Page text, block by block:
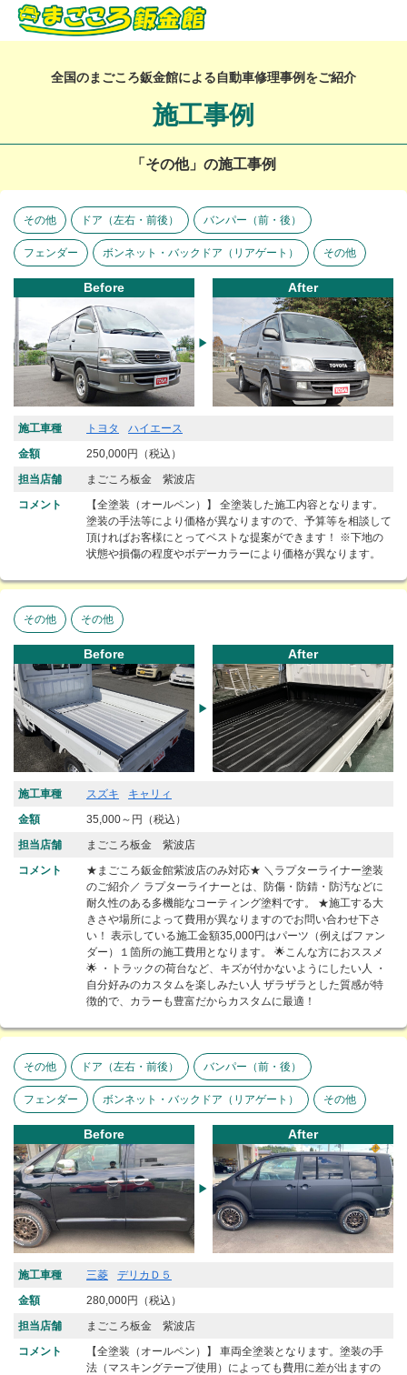
全国のまごころ鈑金館による自動車修理事例をご紹介
施工事例
「その他」の施工事例
その他 ドア（左右・前後） バンパー（前・後）
フェンダー ボンネット・バックドア（リアゲート） その他
Before After
施工車種 トヨタ
ハイエース
金額
250,000円（税込）
担当店舗
まごころ板金 紫波店
コメント
【全塗装（オールペン）】 全塗装した施工内容となります。
塗装の手法等により価格が異なりますので、予算等を相談して
頂ければお客様にとってベストな提案ができます！ ※下地の
状態や損傷の程度やボデーカラーにより価格が異なります。
その他 その他
Before After
施工車種 スズキ
キャリィ
金額
35,000～円（税込）
担当店舗
まごころ板金 紫波店
コメント
★まごころ鈑金館紫波店のみ対応★ ＼ラプターライナー塗装
のご紹介／ ラプターライナーとは、防傷・防錆・防汚などに
耐久性のある多機能なコーティング塗料です。 ★施工する大
きさや場所によって費用が異なりますのでお問い合わせ下さ
い！ 表示している施工金額35,000円はパーツ（例えばファン
ダー）１箇所の施工費用となります。 🌟こんな方におススメ
🌟 ・トラックの荷台など、キズが付かないようにしたい人 ・
自分好みのカスタムを楽しみたい人 ザラザラとした質感が特
徴的で、カラーも豊富だからカスタムに最適！
その他 ドア（左右・前後） バンパー（前・後）
フェンダー ボンネット・バックドア（リアゲート） その他
Before After
施工車種 三菱
デリカＤ５
金額
280,000円（税込）
担当店舗
まごころ板金 紫波店
コメント
【全塗装（オールペン）】 車両全塗装となります。塗装の手
法（マスキングテープ使用）によっても費用に差が出ますの